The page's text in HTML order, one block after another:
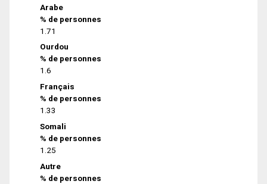
Arabe
% de personnes
1.71
Ourdou
% de personnes
1.6
Français
% de personnes
1.33
Somali
% de personnes
1.25
Autre
% de personnes